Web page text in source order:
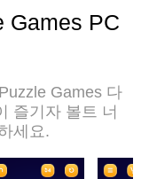
Bolts: Sort
걱정, 발열 걱정
미뮤 멀티로 무
Games PC
Games 다
즐기자 볼트 너
세요.